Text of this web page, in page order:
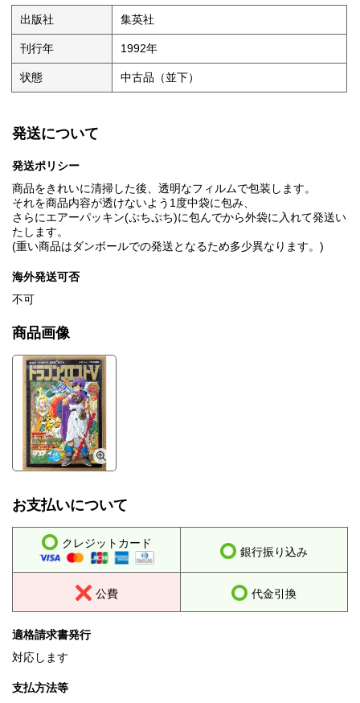
出版社 集英社
刊行年 1992年
状態 中古品（並下）
発送について
発送ポリシー
商品をきれいに清掃した後、透明なフィルムで包装します。
それを商品内容が透けないよう1度中袋に包み、
さらにエアーパッキン(ぷちぷち)に包んでから外袋に入れて発送い
たします。
(重い商品はダンボールでの発送となるため多少異なります。)
海外発送可否
不可
商品画像
お支払いについて
クレジットカード
銀行振り込み
公費 代金引換
適格請求書発行
対応します
支払方法等